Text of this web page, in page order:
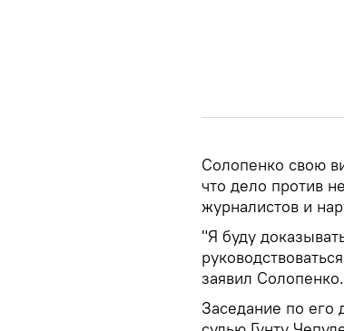
Солопенко свою
что дело против
журналистов и
"Я буду
заявил Солопенко.
Заседание по